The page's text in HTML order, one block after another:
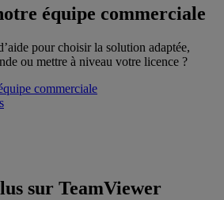
équipe commerciale
pour choisir la solution adaptée,
ou mettre à niveau votre licence ?
commerciale
sur TeamViewer